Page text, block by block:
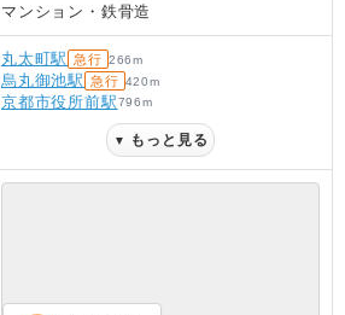
マンション ・ 鉄骨造
丸太町駅 急行 266m
烏丸御池駅 急行 420m
京都市役所前駅796m
▼ もっと見る